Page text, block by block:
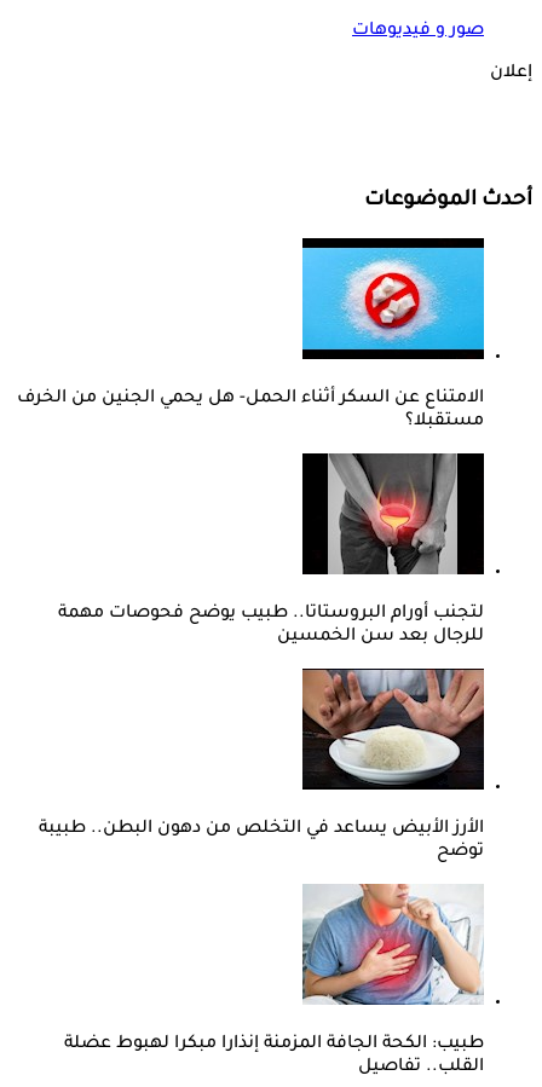
صور و فيديوهات
إعلان
أحدث الموضوعات
الامتناع عن السكر أثناء الحمل- هل يحمي الجنين من الخرف
مستقبلا؟
لتجنب أورام البروستاتا.. طبيب يوضح فحوصات مهمة
للرجال بعد سن الخمسين
الأرز الأبيض يساعد في التخلص من دهون البطن.. طبيبة
توضح
طبيب: الكحة الجافة المزمنة إنذارا مبكرا لهبوط عضلة
القلب.. تفاصيل